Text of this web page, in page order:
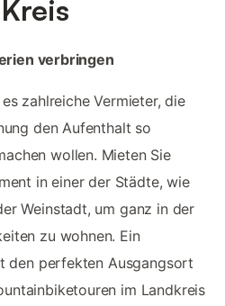
verbringen
zahlreiche Vermieter, die
den Aufenthalt so
wollen. Mieten Sie
in einer der Städte, wie
Weinstadt, um ganz in der
zu wohnen. Ein
den perfekten Ausgangsort
im Landkreis